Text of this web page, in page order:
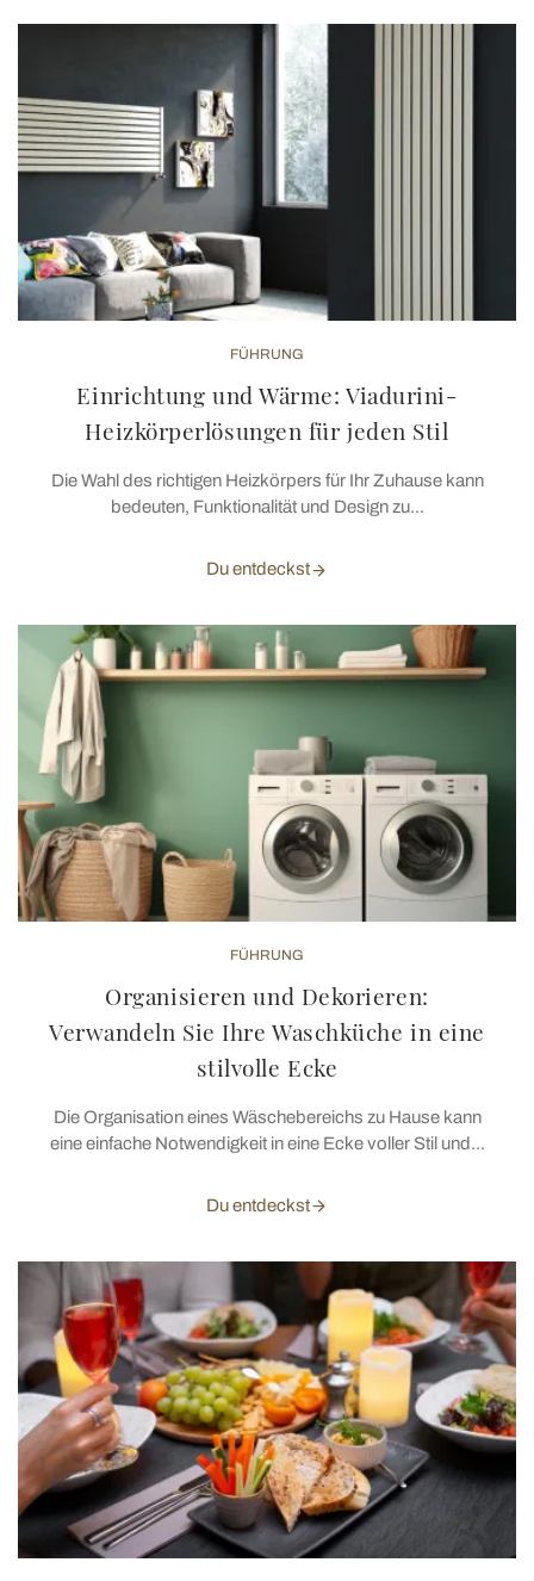
FÜHRUNG
Einrichtung und Wärme: Viadurini-
Heizkörperlösungen für jeden Stil
Die Wahl des richtigen Heizkörpers für Ihr Zuhause kann
bedeuten, Funktionalität und Design zu...
Du entdeckst
FÜHRUNG
Organisieren und Dekorieren:
Verwandeln Sie Ihre Waschküche in eine
stilvolle Ecke
Die Organisation eines Wäschebereichs zu Hause kann
eine einfache Notwendigkeit in eine Ecke voller Stil und...
Du entdeckst